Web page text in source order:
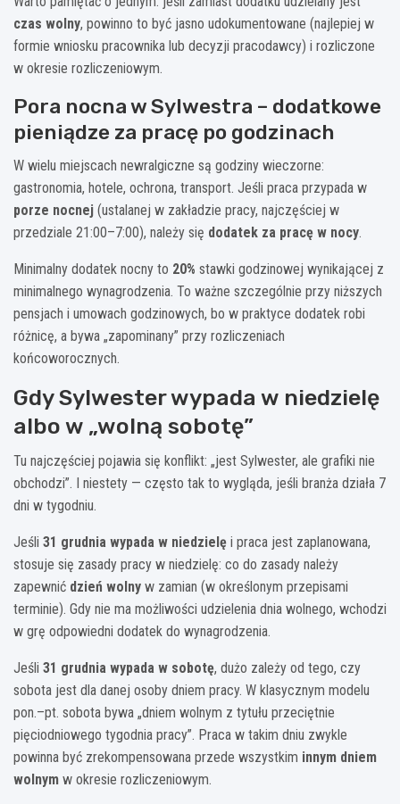
czas wolny, powinno to być jasno udokumentowane (najlepiej w
formie wniosku pracownika lub decyzji pracodawcy) i rozliczone
w okresie rozliczeniowym.
Pora nocna w Sylwestra – dodatkowe
pieniądze za pracę po godzinach
W wielu miejscach newralgiczne są godziny wieczorne:
gastronomia, hotele, ochrona, transport. Jeśli praca przypada w
porze nocnej (ustalanej w zakładzie pracy, najczęściej w
przedziale 21:00–7:00), należy się dodatek za pracę w nocy.
Minimalny dodatek nocny to 20% stawki godzinowej wynikającej z
minimalnego wynagrodzenia. To ważne szczególnie przy niższych
pensjach i umowach godzinowych, bo w praktyce dodatek robi
różnicę, a bywa „zapominany” przy rozliczeniach
końcoworocznych.
Gdy Sylwester wypada w niedzielę
albo w „wolną sobotę”
Tu najczęściej pojawia się konflikt: „jest Sylwester, ale grafiki nie
obchodzi”. I niestety — często tak to wygląda, jeśli branża działa 7
dni w tygodniu.
Jeśli 31 grudnia wypada w niedzielę i praca jest zaplanowana,
stosuje się zasady pracy w niedzielę: co do zasady należy
zapewnić dzień wolny w zamian (w określonym przepisami
terminie). Gdy nie ma możliwości udzielenia dnia wolnego, wchodzi
w grę odpowiedni dodatek do wynagrodzenia.
Jeśli 31 grudnia wypada w sobotę, dużo zależy od tego, czy
sobota jest dla danej osoby dniem pracy. W klasycznym modelu
pon.–pt. sobota bywa „dniem wolnym z tytułu przeciętnie
pięciodniowego tygodnia pracy”. Praca w takim dniu zwykle
powinna być zrekompensowana przede wszystkim innym dniem
wolnym w okresie rozliczeniowym.